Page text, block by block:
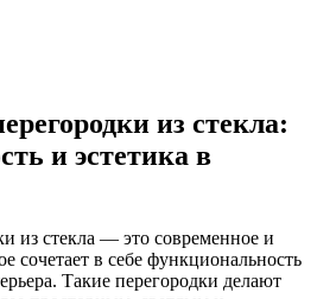
из стекла:
и эстетика в
из стекла — это современное и
сочетает в себе функциональность
Такие перегородки делают